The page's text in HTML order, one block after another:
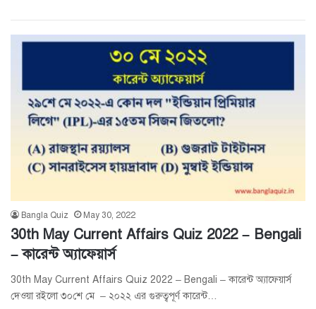
Bangla Quiz May 30, 2022
30th May Current Affairs Quiz 2022 – Bengali
– কারেন্ট অ্যাফেয়ার্স
30th May Current Affairs Quiz 2022 – Bengali – কারেন্ট অ্যাফেয়ার্স
দেওয়া রইলো ৩০শে মে – ২০২২ এর গুরুত্বপূর্ণ কারেন্ট…